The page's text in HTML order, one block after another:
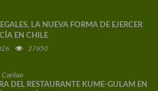
LA NUEVA FORMA DE EJERCER
EN CHILE
27650
Carilao
DEL RESTAURANTE KUME-GULAM EN